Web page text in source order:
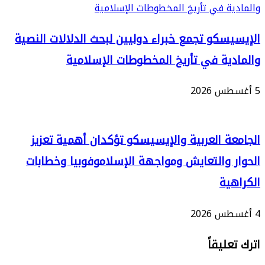
تجمع خبراء دوليين لبحث الدلالات النصية
في تأريخ المخطوطات الإسلامية
العربية والإيسيسكو تؤكدان أهمية تعزيز
والتعايش ومواجهة الإسلاموفوبيا وخطابات